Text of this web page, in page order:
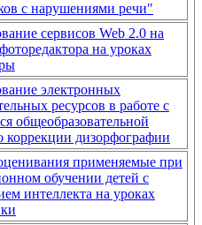
с нарушениями речи"
сервисов Web 2.0 на
на уроках
электронных
ресурсов в работе с
общеобразовательной
дизорфографии
применяемые при
обучении детей с
интеллекта на уроках